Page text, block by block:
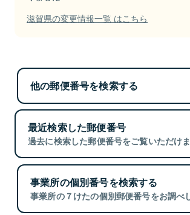
滋賀県の変更情報一覧 はこちら
他の郵便番号を検索する
最近検索した郵便番号
過去に検索した郵便番号をご覧いただけま
事業所の個別番号を検索する
事業所の７けたの個別郵便番号をお調べ